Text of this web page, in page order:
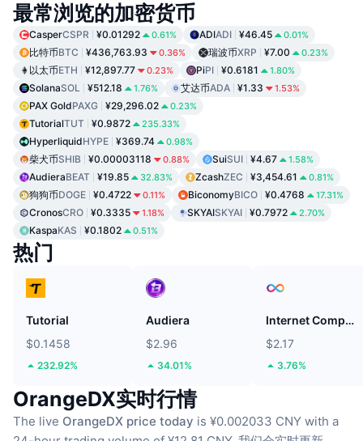
最常浏览的加密货币
CasperCSPR ¥0.01292 0.61% ADIADI ¥46.45 0.01%
比特币BTC ¥436,763.93 0.36% 瑞波币XRP ¥7.00 0.23%
以太币ETH ¥12,897.77 0.23% PiPI ¥0.6181 1.80%
SolanaSOL ¥512.18 1.76% 艾达币ADA ¥1.33 1.53%
PAX GoldPAXG ¥29,296.02 0.23%
TutorialTUT ¥0.9872 235.33%
HyperliquidHYPE ¥369.74 0.98%
柴犬币SHIB ¥0.00003118 0.88% SuiSUI ¥4.67 1.58%
AudieraBEAT ¥19.85 32.83% ZcashZEC ¥3,454.61 0.81%
狗狗币DOGE ¥0.4722 0.11% BiconomyBICO ¥0.4768 17.31%
CronosCRO ¥0.3335 1.18% SKYAISKYAI ¥0.7972 2.70%
KaspaKAS ¥0.1802 0.51%
热门
Tutorial
$0.1458
232.92%
Audiera
$2.96
34.01%
Internet Computer
$2.17
3.76%
OrangeDX实时行情
The live OrangeDX price today is ¥0.002033 CNY with a